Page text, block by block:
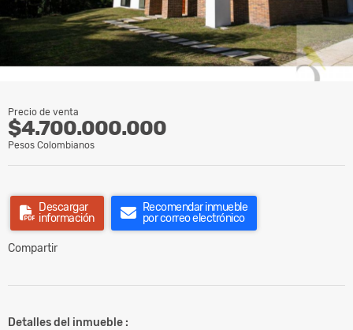
Precio de venta
$4.700.000.000
Pesos Colombianos
Descargar
información
Recomendar inmueble
por correo electrónico
Compartir
Detalles del inmueble :